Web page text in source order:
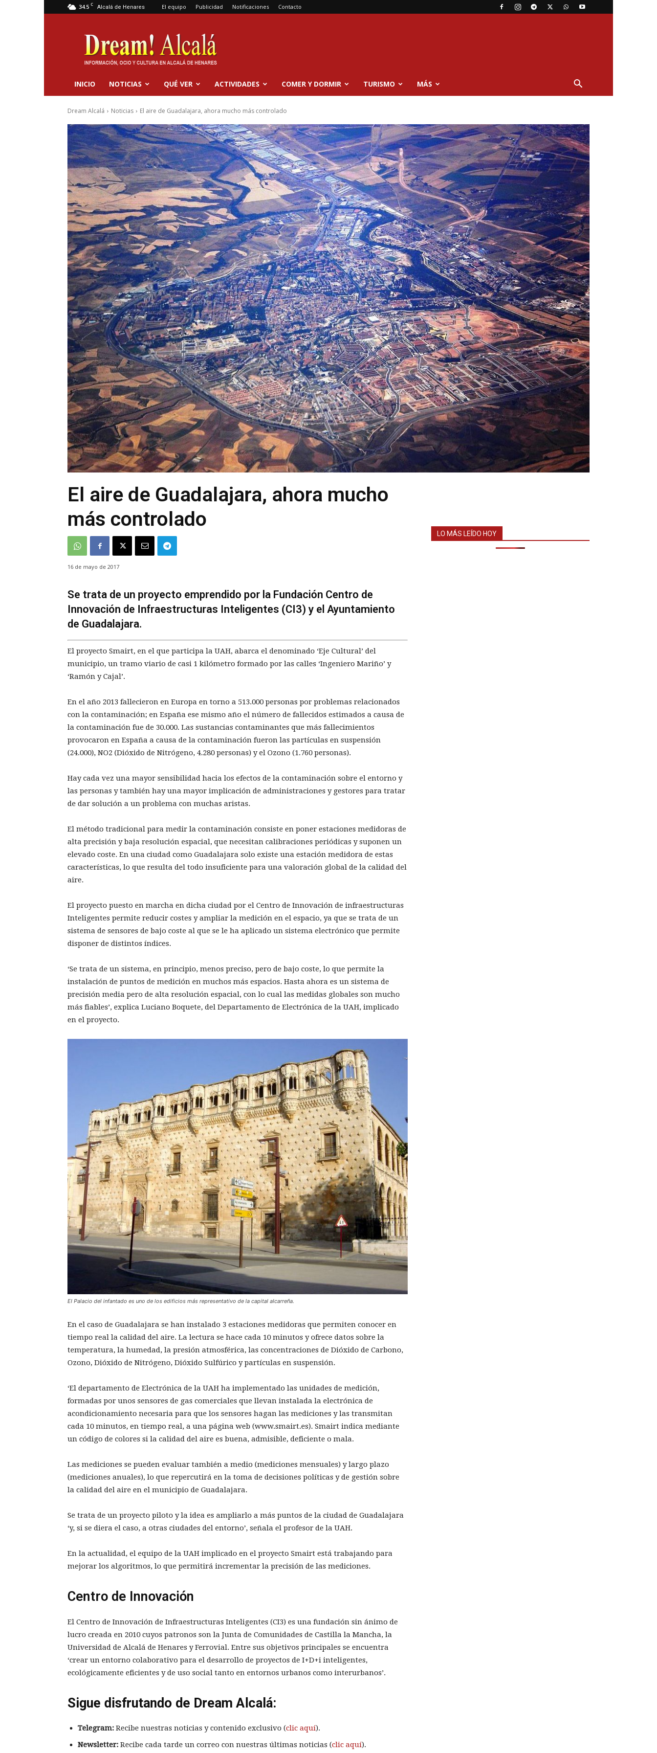
34.5 C Alcalá de Henares El equipo Publicidad Notificaciones Contacto
Dream
Alcalá
INICIO NOTICIAS QUÉ VER ACTIVIDADES COMER Y DORMIR TURISMO MÁS
Dream Alcalá Noticias El aire de Guadalajara, ahora mucho más controlado
El aire de Guadalajara, ahora mucho
más controlado
16 de mayo de 2017
Se trata de un proyecto emprendido por la Fundación Centro de
Innovación de Infraestructuras Inteligentes (CI3) y el Ayuntamiento
de Guadalajara.
El proyecto Smairt, en el que participa la UAH, abarca el denominado ‘Eje Cultural’ del
municipio, un tramo viario de casi 1 kilómetro formado por las calles ‘Ingeniero Mariño’ y
‘Ramón y Cajal’.
En el año 2013 fallecieron en Europa en torno a 513.000 personas por problemas relacionados
con la contaminación; en España ese mismo año el número de fallecidos estimados a causa de
la contaminación fue de 30.000. Las sustancias contaminantes que más fallecimientos
provocaron en España a causa de la contaminación fueron las partículas en suspensión
(24.000), NO2 (Dióxido de Nitrógeno, 4.280 personas) y el Ozono (1.760 personas).
Hay cada vez una mayor sensibilidad hacia los efectos de la contaminación sobre el entorno y
las personas y también hay una mayor implicación de administraciones y gestores para tratar
de dar solución a un problema con muchas aristas.
El método tradicional para medir la contaminación consiste en poner estaciones medidoras de
alta precisión y baja resolución espacial, que necesitan calibraciones periódicas y suponen un
elevado coste. En una ciudad como Guadalajara solo existe una estación medidora de estas
características, lo que resulta del todo insuficiente para una valoración global de la calidad del
aire.
El proyecto puesto en marcha en dicha ciudad por el Centro de Innovación de infraestructuras
Inteligentes permite reducir costes y ampliar la medición en el espacio, ya que se trata de un
sistema de sensores de bajo coste al que se le ha aplicado un sistema electrónico que permite
disponer de distintos índices.
‘Se trata de un sistema, en principio, menos preciso, pero de bajo coste, lo que permite la
instalación de puntos de medición en muchos más espacios. Hasta ahora es un sistema de
precisión media pero de alta resolución espacial, con lo cual las medidas globales son mucho
más fiables’, explica Luciano Boquete, del Departamento de Electrónica de la UAH, implicado
en el proyecto.
El Palacio del infantado es uno de los edificios más representativo de la capital alcarreña.
En el caso de Guadalajara se han instalado 3 estaciones medidoras que permiten conocer en
tiempo real la calidad del aire. La lectura se hace cada 10 minutos y ofrece datos sobre la
temperatura, la humedad, la presión atmosférica, las concentraciones de Dióxido de Carbono,
Ozono, Dióxido de Nitrógeno, Dióxido Sulfúrico y partículas en suspensión.
‘El departamento de Electrónica de la UAH ha implementado las unidades de medición,
formadas por unos sensores de gas comerciales que llevan instalada la electrónica de
acondicionamiento necesaria para que los sensores hagan las mediciones y las transmitan
cada 10 minutos, en tiempo real, a una página web (www.smairt.es). Smairt indica mediante
un código de colores si la calidad del aire es buena, admisible, deficiente o mala.
Las mediciones se pueden evaluar también a medio (mediciones mensuales) y largo plazo
(mediciones anuales), lo que repercutirá en la toma de decisiones políticas y de gestión sobre
la calidad del aire en el municipio de Guadalajara.
Se trata de un proyecto piloto y la idea es ampliarlo a más puntos de la ciudad de Guadalajara
‘y, si se diera el caso, a otras ciudades del entorno’, señala el profesor de la UAH.
En la actualidad, el equipo de la UAH implicado en el proyecto Smairt está trabajando para
mejorar los algoritmos, lo que permitirá incrementar la precisión de las mediciones.
Centro de Innovación
El Centro de Innovación de Infraestructuras Inteligentes (CI3) es una fundación sin ánimo de
lucro creada en 2010 cuyos patronos son la Junta de Comunidades de Castilla la Mancha, la
Universidad de Alcalá de Henares y Ferrovial. Entre sus objetivos principales se encuentra
‘crear un entorno colaborativo para el desarrollo de proyectos de I+D+i inteligentes,
ecológicamente eficientes y de uso social tanto en entornos urbanos como interurbanos’.
Sigue disfrutando de Dream Alcalá:
Telegram: Recibe nuestras noticias y contenido exclusivo (clic aquí).
Newsletter: Recibe cada tarde un correo con nuestras últimas noticias (clic aquí).
LO MÁS LEÍDO HOY